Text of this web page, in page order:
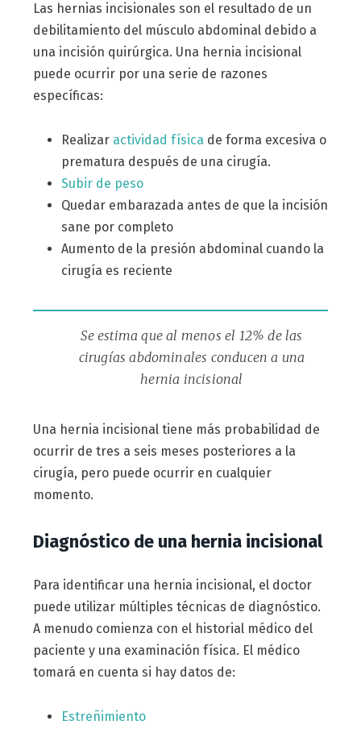
Las hernias incisionales son el resultado de un
debilitamiento del músculo abdominal debido a
una incisión quirúrgica. Una hernia incisional
puede ocurrir por una serie de razones
específicas:
Realizar actividad física de forma excesiva o
prematura después de una cirugía.
Subir de peso
Quedar embarazada antes de que la incisión
sane por completo
Aumento de la presión abdominal cuando la
cirugía es reciente
Se estima que al menos el 12% de las
cirugías abdominales conducen a una
hernia incisional
Una hernia incisional tiene más probabilidad de
ocurrir de tres a seis meses posteriores a la
cirugía, pero puede ocurrir en cualquier
momento.
Diagnóstico de una hernia incisional
Para identificar una hernia incisional, el doctor
puede utilizar múltiples técnicas de diagnóstico.
A menudo comienza con el historial médico del
paciente y una examinación física. El médico
tomará en cuenta si hay datos de:
Estreñimiento